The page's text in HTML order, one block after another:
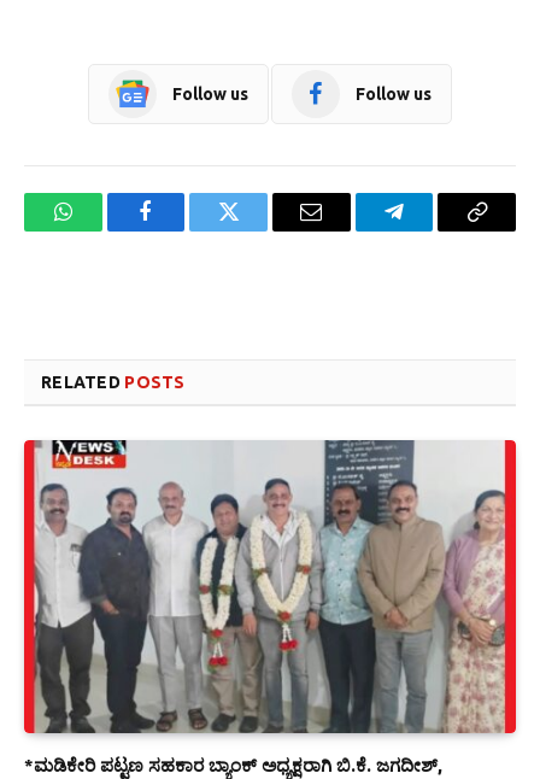
Follow us Follow us
WhatsAppFacebookTwitter Email TelegramCopy
RELATED POSTS
*ಮಡಿಕೇರಿ ಪಟ್ಟಣ ಸಹಕಾರ ಬ್ಯಾಂಕ್ ಅಧ್ಯಕ್ಷರಾಗಿ ಬಿ.ಕೆ. ಜಗದೀಶ್,